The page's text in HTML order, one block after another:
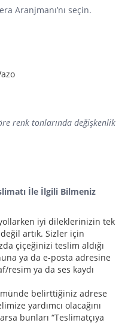
Aranjmanı’nı seçin.
renk tonlarında değişkenlik
İle İlgili Bilmeniz
iyi dileklerinizin tek
artık. Sizler için
çiçeğinizi teslim aldığı
ya da e-posta adresine
resim ya da ses kaydı
belirttiğiniz adrese
yardımcı olacağını
bunları “Teslimatçıya